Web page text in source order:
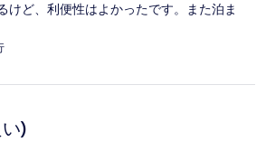
けど、利便性はよかったです。また泊ま
)